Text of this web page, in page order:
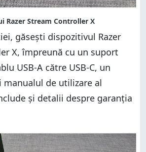
găsești dispozitivul Razer
X, împreună cu un suport
USB-A către USB-C, un
manualul de utilizare al
și detalii despre garanția